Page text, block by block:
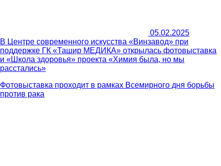
05.02.2025
В Центре современного искусства «Винзавод» при
поддержке ГК «Ташир МЕДИКА» открылась фотовыставка
и «Школа здоровья» проекта «Химия была, но мы
расстались»
Фотовыставка проходит в рамках Всемирного дня борьбы
против рака